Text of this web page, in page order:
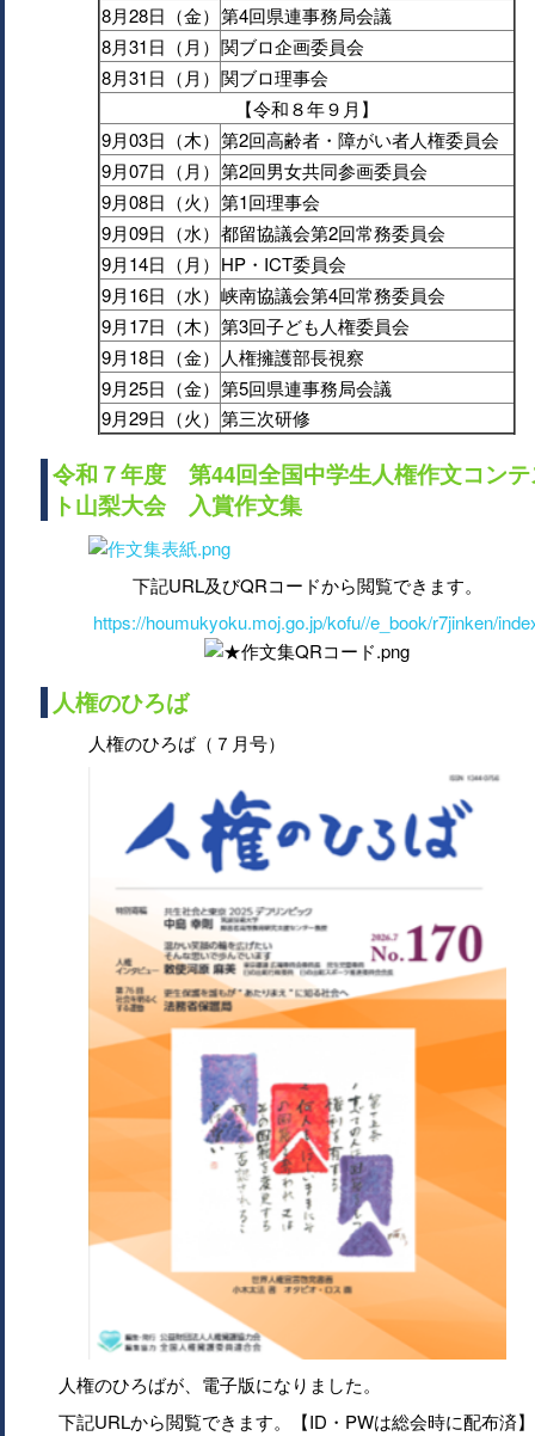
8月28日（金） 第4回県連事務局会議
8月31日（月） 関ブロ企画委員会
8月31日（月） 関ブロ理事会
【令和８年９月】
9月03日（木） 第2回高齢者・障がい者人権委員会
9月07日（月） 第2回男女共同参画委員会
9月08日（火） 第1回理事会
9月09日（水） 都留協議会第2回常務委員会
9月14日（月） HP・ICT委員会
9月16日（水） 峡南協議会第4回常務委員会
9月17日（木） 第3回子ども人権委員会
9月18日（金）
人権擁護部長視察
9月25日（金） 第5回県連事務局会議
9月29日（火） 第三次研修
令和７年度 第44回全国中学生人権作文コン
ト山梨大会 入賞作文集
下記URL及びQRコードから閲覧できます。
https://houmukyoku.moj.go.jp/kofu//e_book/r7jinken/
人権のひろば
人権のひろば（７月号）
人権のひろばが、電子版になりました。
下記URLから閲覧できます。【ID・PWは総会時に配布済】